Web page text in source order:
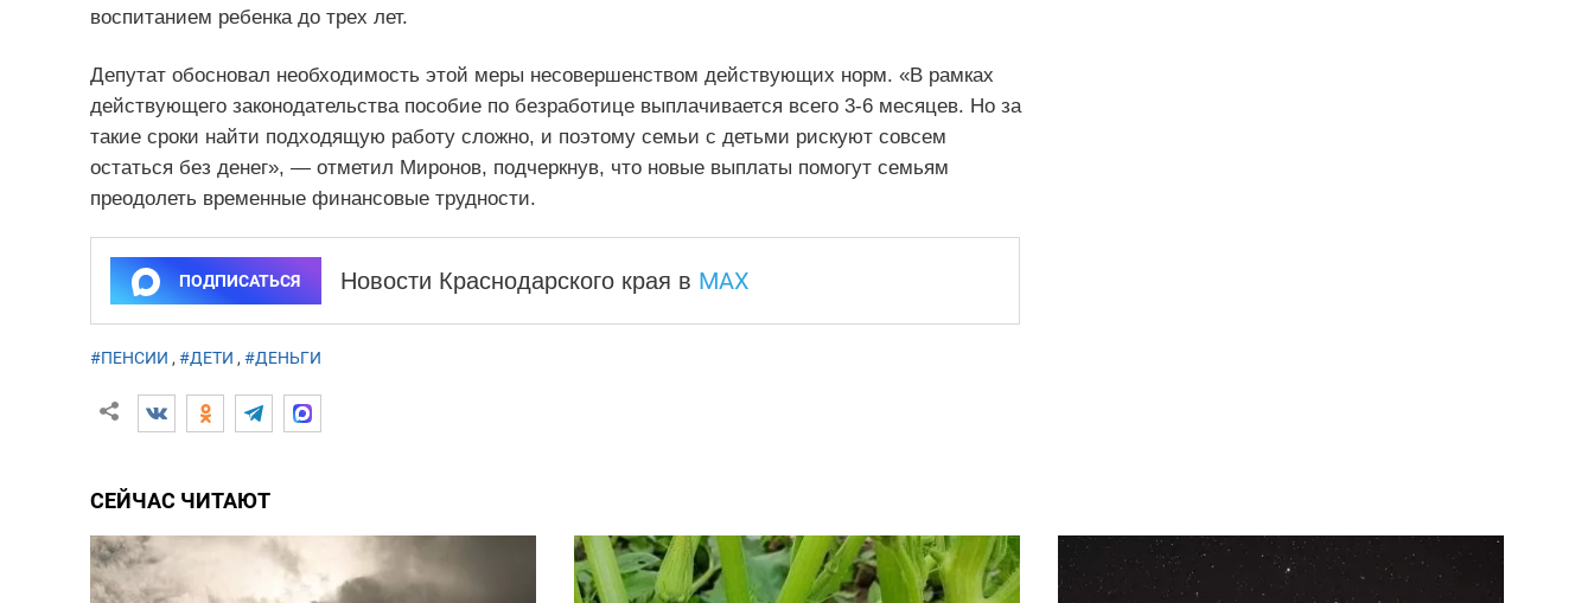
воспитанием ребенка до трех лет.
Депутат обосновал необходимость этой меры несовершенством действующих норм. «В рамках
действующего законодательства пособие по безработице выплачивается всего 3-6 месяцев. Но за
такие сроки найти подходящую работу сложно, и поэтому семьи с детьми рискуют совсем
остаться без денег», — отметил Миронов, подчеркнув, что новые выплаты помогут семьям
преодолеть временные финансовые трудности.
ПОДПИСАТЬСЯ Новости Краснодарского края в MAX
#ПЕНСИИ , #ДЕТИ , #ДЕНЬГИ
СЕЙЧАС ЧИТАЮТ